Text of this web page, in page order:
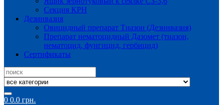
Секция КРН
Дезинвазия
Овицидный препарат Тиазон (Дезинвазия)
Препарат нематоцидный Дазомет (тиазон,
нематоцид, фунгицид, гербицид)
Сертификаты
Search
for:
0 0.0 грн.